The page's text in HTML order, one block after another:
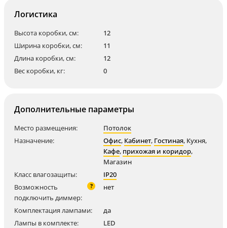
Логистика
Высота коробки, см:
12
Ширина коробки, см:
11
Длина коробки, см:
12
Вес коробки, кг:
0
Дополнительные параметры
Место размещения:
Потолок
Назначение:
Офис, Кабинет, Гостиная, Кухня,
Кафе, прихожая и коридор,
Магазин
Класс влагозащиты:
IP20
Возможность
подключить диммер:
? нет
Комплектация лампами:
да
Лампы в комплекте:
LED